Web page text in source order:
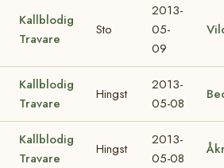
Kallblodig
Travare
Sto
2013-
05-
09
Kallblodig
Travare
Hingst
2013-
05-08
Kallblodig
Travare
Hingst
2013-
05-08